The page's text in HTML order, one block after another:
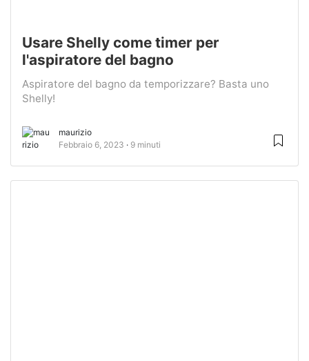
Usare Shelly come timer per
l'aspiratore del bagno
Aspiratore del bagno da temporizzare? Basta uno
Shelly!
maurizio
Febbraio 6, 2023
9 minuti